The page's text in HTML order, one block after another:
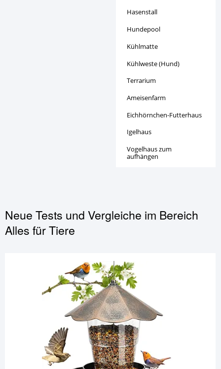
Hasenstall
Hundepool
Kühlmatte
Kühlweste (Hund)
Terrarium
Ameisenfarm
Eichhörnchen-Futterhaus
Igelhaus
Vogelhaus zum
aufhängen
Neue Tests und Vergleiche im Bereich
Alles für Tiere